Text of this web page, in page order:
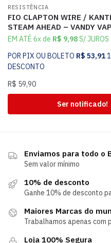
RESISTÊNCIA
FIO CLAPTON WIRE /
STEAM AHEAD – VANDY
EM ATÉ 6x de R$ 9,98S/ JUROS
POR PIX OU BOLETO R$ 53,91
DESCONTO
R$ 59,90
Ser notificado!
Enviamos para todo o
Sem valor mínimo
10% de desconto
Ganhe 10% de desconto
Maiores Marcas do
Trabalhamos apenas com
Loja 100% Segura